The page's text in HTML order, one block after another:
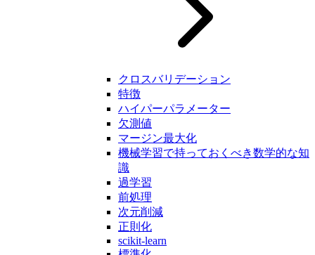
クロスバリデーション
特徴
ハイパーパラメーター
欠測値
マージン最大化
機械学習で持っておくべき数学的な知
識
過学習
前処理
次元削減
正則化
scikit-learn